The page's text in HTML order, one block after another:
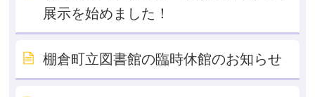
展示を始めました！
棚倉町立図書館の臨時休館のお知らせ